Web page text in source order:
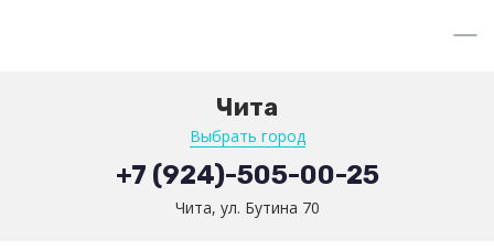
Чита
Выбрать город
+7 (924)-505-00-25
Чита, ул. Бутина 70